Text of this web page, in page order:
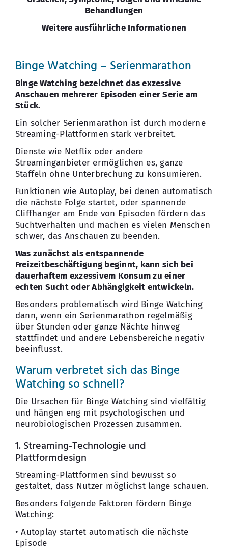
Behandlungen
Weitere ausführliche Informationen
Binge Watching – Serienmarathon
Binge Watching bezeichnet das exzessive
Anschauen mehrerer Episoden einer Serie am
Stück.
Ein solcher Serienmarathon ist durch moderne
Streaming-Plattformen stark verbreitet.
Dienste wie Netflix oder andere
Streaminganbieter ermöglichen es, ganze
Staffeln ohne Unterbrechung zu konsumieren.
Funktionen wie Autoplay, bei denen automatisch
die nächste Folge startet, oder spannende
Cliffhanger am Ende von Episoden fördern das
Suchtverhalten und machen es vielen Menschen
schwer, das Anschauen zu beenden.
Was zunächst als entspannende
Freizeitbeschäftigung beginnt, kann sich bei
dauerhaftem exzessivem Konsum zu einer
echten Sucht oder Abhängigkeit entwickeln.
Besonders problematisch wird Binge Watching
dann, wenn ein Serienmarathon regelmäßig
über Stunden oder ganze Nächte hinweg
stattfindet und andere Lebensbereiche negativ
beeinflusst.
Warum verbretet sich das Binge
Watching so schnell?
Die Ursachen für Binge Watching sind vielfältig
und hängen eng mit psychologischen und
neurobiologischen Prozessen zusammen.
1. Streaming-Technologie und
Plattformdesign
Streaming-Plattformen sind bewusst so
gestaltet, dass Nutzer möglichst lange schauen.
Besonders folgende Faktoren fördern Binge
Watching:
• Autoplay startet automatisch die nächste
Episode